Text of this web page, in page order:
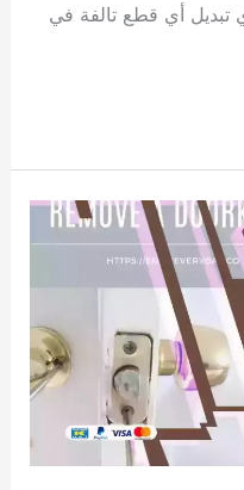
تبديل أي قطع تالفة في